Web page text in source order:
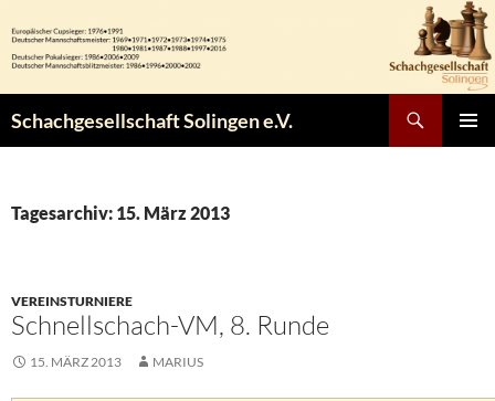
Inhalt
springen
Schachgesellschaft Solingen e.V.
Tagesarchiv: 15. März 2013
VEREINSTURNIERE
Schnellschach-VM, 8. Runde
15. MÄRZ 2013 MARIUS